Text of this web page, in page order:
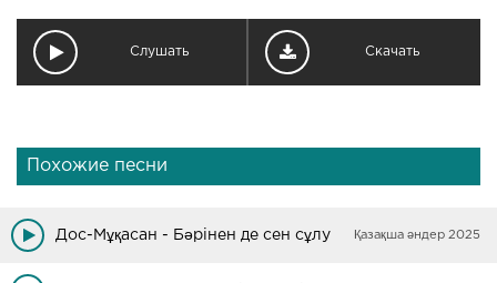
Слушать Скачать
Похожие песни
Дос-Мұқасан - Бәрінен де сен сұлу Қазақша әндер 2025